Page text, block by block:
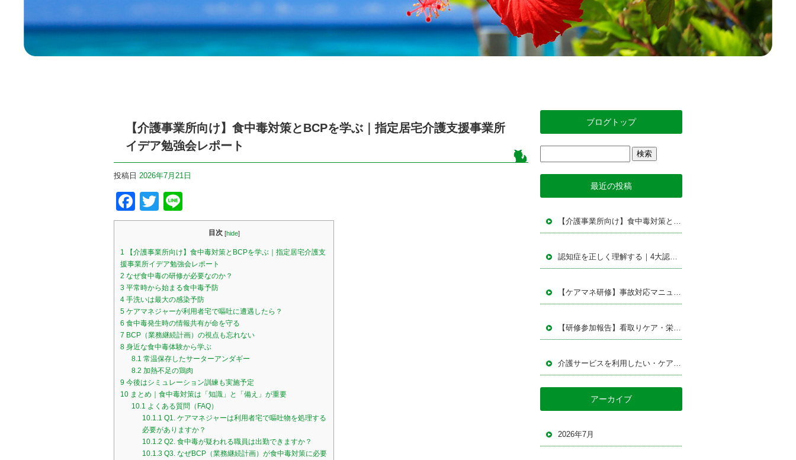
【介護事業所向け】食中毒対策とBCPを学ぶ｜指定居宅介護支援事業所
イデア勉強会レポート
投稿日 2026年7月21日
F
a
e
b
o
o
k
T
wi
er
n
目次 [hide]
1
【介護事業所向け】食中毒対策とBCPを学ぶ｜指定居宅介護支
援事業所イデア勉強会レポート
2 なぜ食中毒の研修が必要なのか？
3 平常時から始まる食中毒予防
4 手洗いは最大の感染予防
5 ケアマネジャーが利用者宅で嘔吐に遭遇したら？
6 食中毒発生時の情報共有が命を守る
7 BCP（業務継続計画）の視点も忘れない
8 身近な食中毒体験から学ぶ
8.1 常温保存したサーターアンダギー
8.2 加熱不足の鶏肉
9 今後はシミュレーション訓練も実施予定
10 まとめ｜食中毒対策は「知識」と「備え」が重要
10.1 よくある質問（FAQ）
10.1.1 Q1. ケアマネジャーは利用者宅で嘔吐物を処理する
必要がありますか？
10.1.2 Q2. 食中毒が疑われる職員は出勤できますか？
10.1.3 Q3. なぜBCP（業務継続計画）が食中毒対策に必要
ブログトップ
最近の投稿
アーカイブ
2026年7月